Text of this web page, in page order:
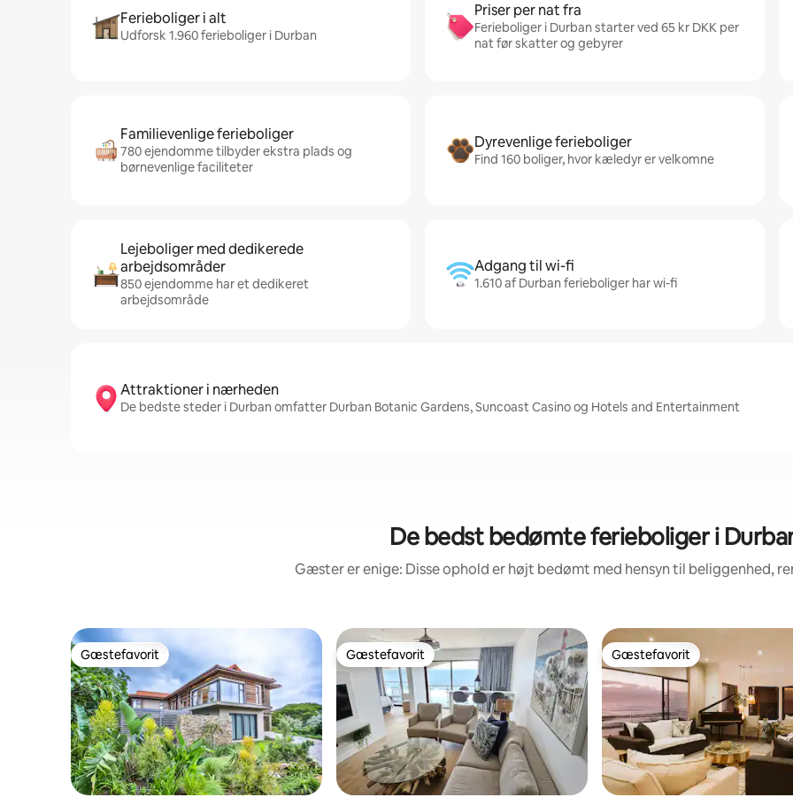
Ferieboliger i alt
Udforsk 1.960 ferieboliger i Durban
Priser per nat fra
Ferieboliger i Durban starter ved 65 kr DKK per
nat før skatter og gebyrer
Familievenlige ferieboliger
780 ejendomme tilbyder ekstra plads og
børnevenlige faciliteter
Dyrevenlige ferieboliger
Find 160 boliger, hvor kæledyr er velkomne
Lejeboliger med dedikerede
arbejdsområder
850 ejendomme har et dedikeret
arbejdsområde
Adgang til wi-fi
1.610 af Durban ferieboliger har wi-fi
Attraktioner i nærheden
De bedste steder i Durban omfatter Durban Botanic Gardens, Suncoast Casino og Hotels and Entertainment
De bedst bedømte ferieboliger i
Gæster er enige: Disse ophold er højt bedømt med hensyn til beliggenhed,
Gæstefavorit
Gæstefavorit Gæstefavorit
Gæstefavorit Gæstefavorit
Gæstefavorit